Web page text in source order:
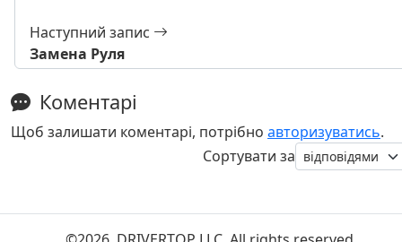
Наступний запис
Замена Руля
Коментарі
Щоб залишати коментарі, потрібно авторизуватись.
Сортувати за